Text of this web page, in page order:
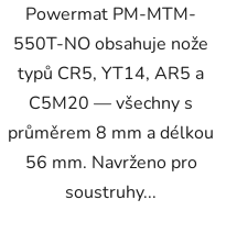
Powermat PM-MTM-
550T-NO obsahuje nože
typů CR5, YT14, AR5 a
C5M20 — všechny s
průměrem 8 mm a délkou
56 mm. Navrženo pro
soustruhy...